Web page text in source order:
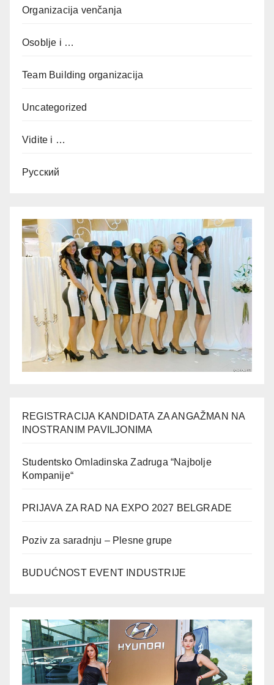
Organizacija venčanja
Osoblje i …
Team Building organizacija
Uncategorized
Vidite i …
Русский
REGISTRACIJA KANDIDATA ZA ANGAŽMAN NA
INOSTRANIM PAVILJONIMA
Studentsko Omladinska Zadruga “Najbolje
Kompanije“
PRIJAVA ZA RAD NA EXPO 2027 BELGRADE
Poziv za saradnju – Plesne grupe
BUDUĆNOST EVENT INDUSTRIJE